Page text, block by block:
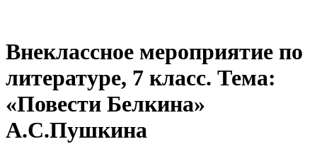
Внеклассное мероприятие по
литературе, 7 класс. Тема:
«Повести Белкина»
А.С.Пушкина